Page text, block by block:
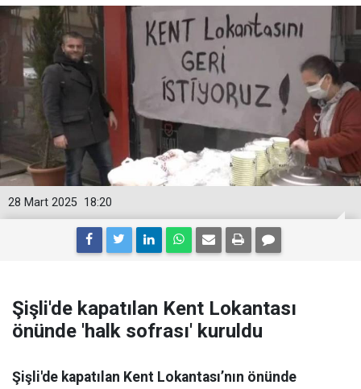
18:20
28 Mart 2025
Şişli'de kapatılan Kent Lokantası
önünde 'halk sofrası' kuruldu
Şişli'de kapatılan Kent Lokantası’nın önünde